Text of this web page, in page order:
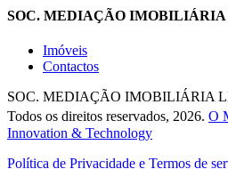
SOC. MEDIAÇÃO
Imóveis
Contactos
SOC. MEDIAÇÃO IMOBILIÁRIA
Todos os direitos reservados, 2026. O
Innovation & Technology
Política de Privacidade e Termos de